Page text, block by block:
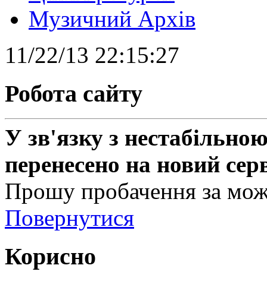
Музичний Архів
11/22/13 22:15:27
Робота сайту
У зв'язку з
перенесено на новий
Прошу пробачення за
Повернутися
Корисно